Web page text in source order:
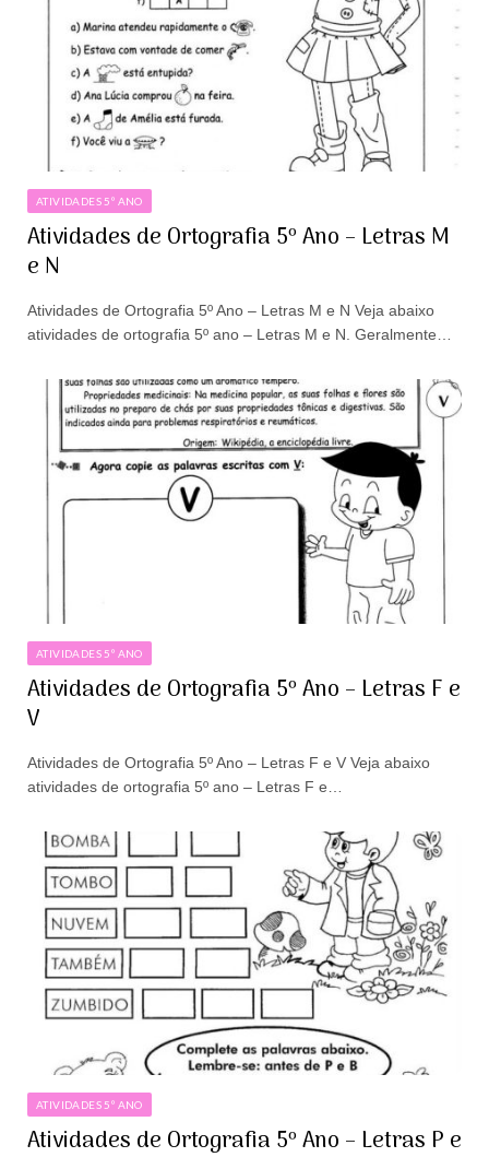
ATIVIDADES 5º ANO
Atividades de Ortografia 5º Ano – Letras M
e N
Atividades de Ortografia 5º Ano – Letras M e N Veja abaixo
atividades de ortografia 5º ano – Letras M e N. Geralmente…
ATIVIDADES 5º ANO
Atividades de Ortografia 5º Ano – Letras F e
V
Atividades de Ortografia 5º Ano – Letras F e V Veja abaixo
atividades de ortografia 5º ano – Letras F e…
ATIVIDADES 5º ANO
Atividades de Ortografia 5º Ano – Letras P e